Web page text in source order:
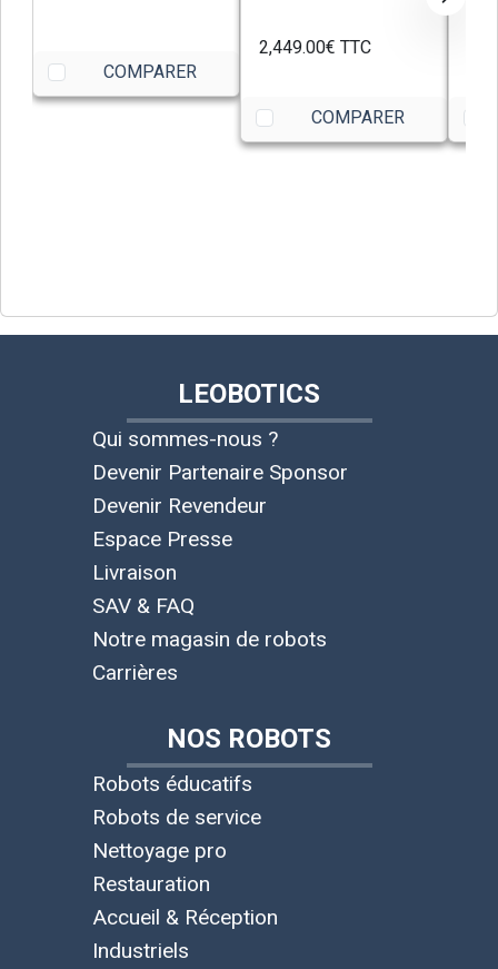
COMPARER
2,449.00€ TTC
COMPARER
LEOBOTICS
Qui sommes-nous ?
Devenir Partenaire Sponsor
Devenir Revendeur
Espace Presse
Livraison
SAV & FAQ
Notre magasin de robots
Carrières
NOS ROBOTS
Robots éducatifs
Robots de service
Nettoyage pro
Restauration
Accueil & Réception
Industriels